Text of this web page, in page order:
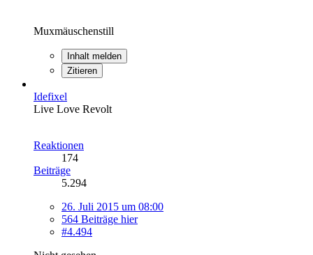
Muxmäuschenstill
Inhalt melden
Zitieren
Idefixel
Live Love Revolt
Reaktionen
174
Beiträge
5.294
26. Juli 2015 um 08:00
564 Beiträge hier
#4.494